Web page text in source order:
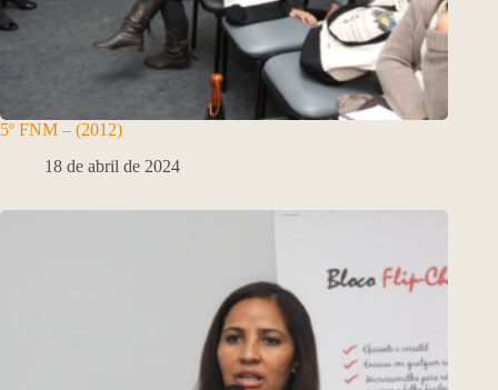
5º FNM – (2012)
18 de abril de 2024